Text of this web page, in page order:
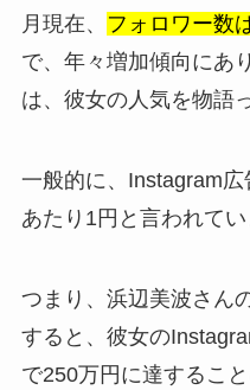
月現在、
フォロワー数
で、年々増加傾向にあ
は、彼女の人気を物語
一般的に、Instagram
あたり1円と言われてい
つまり、浜辺美波さん
すると、彼女の
で250万円に達すること